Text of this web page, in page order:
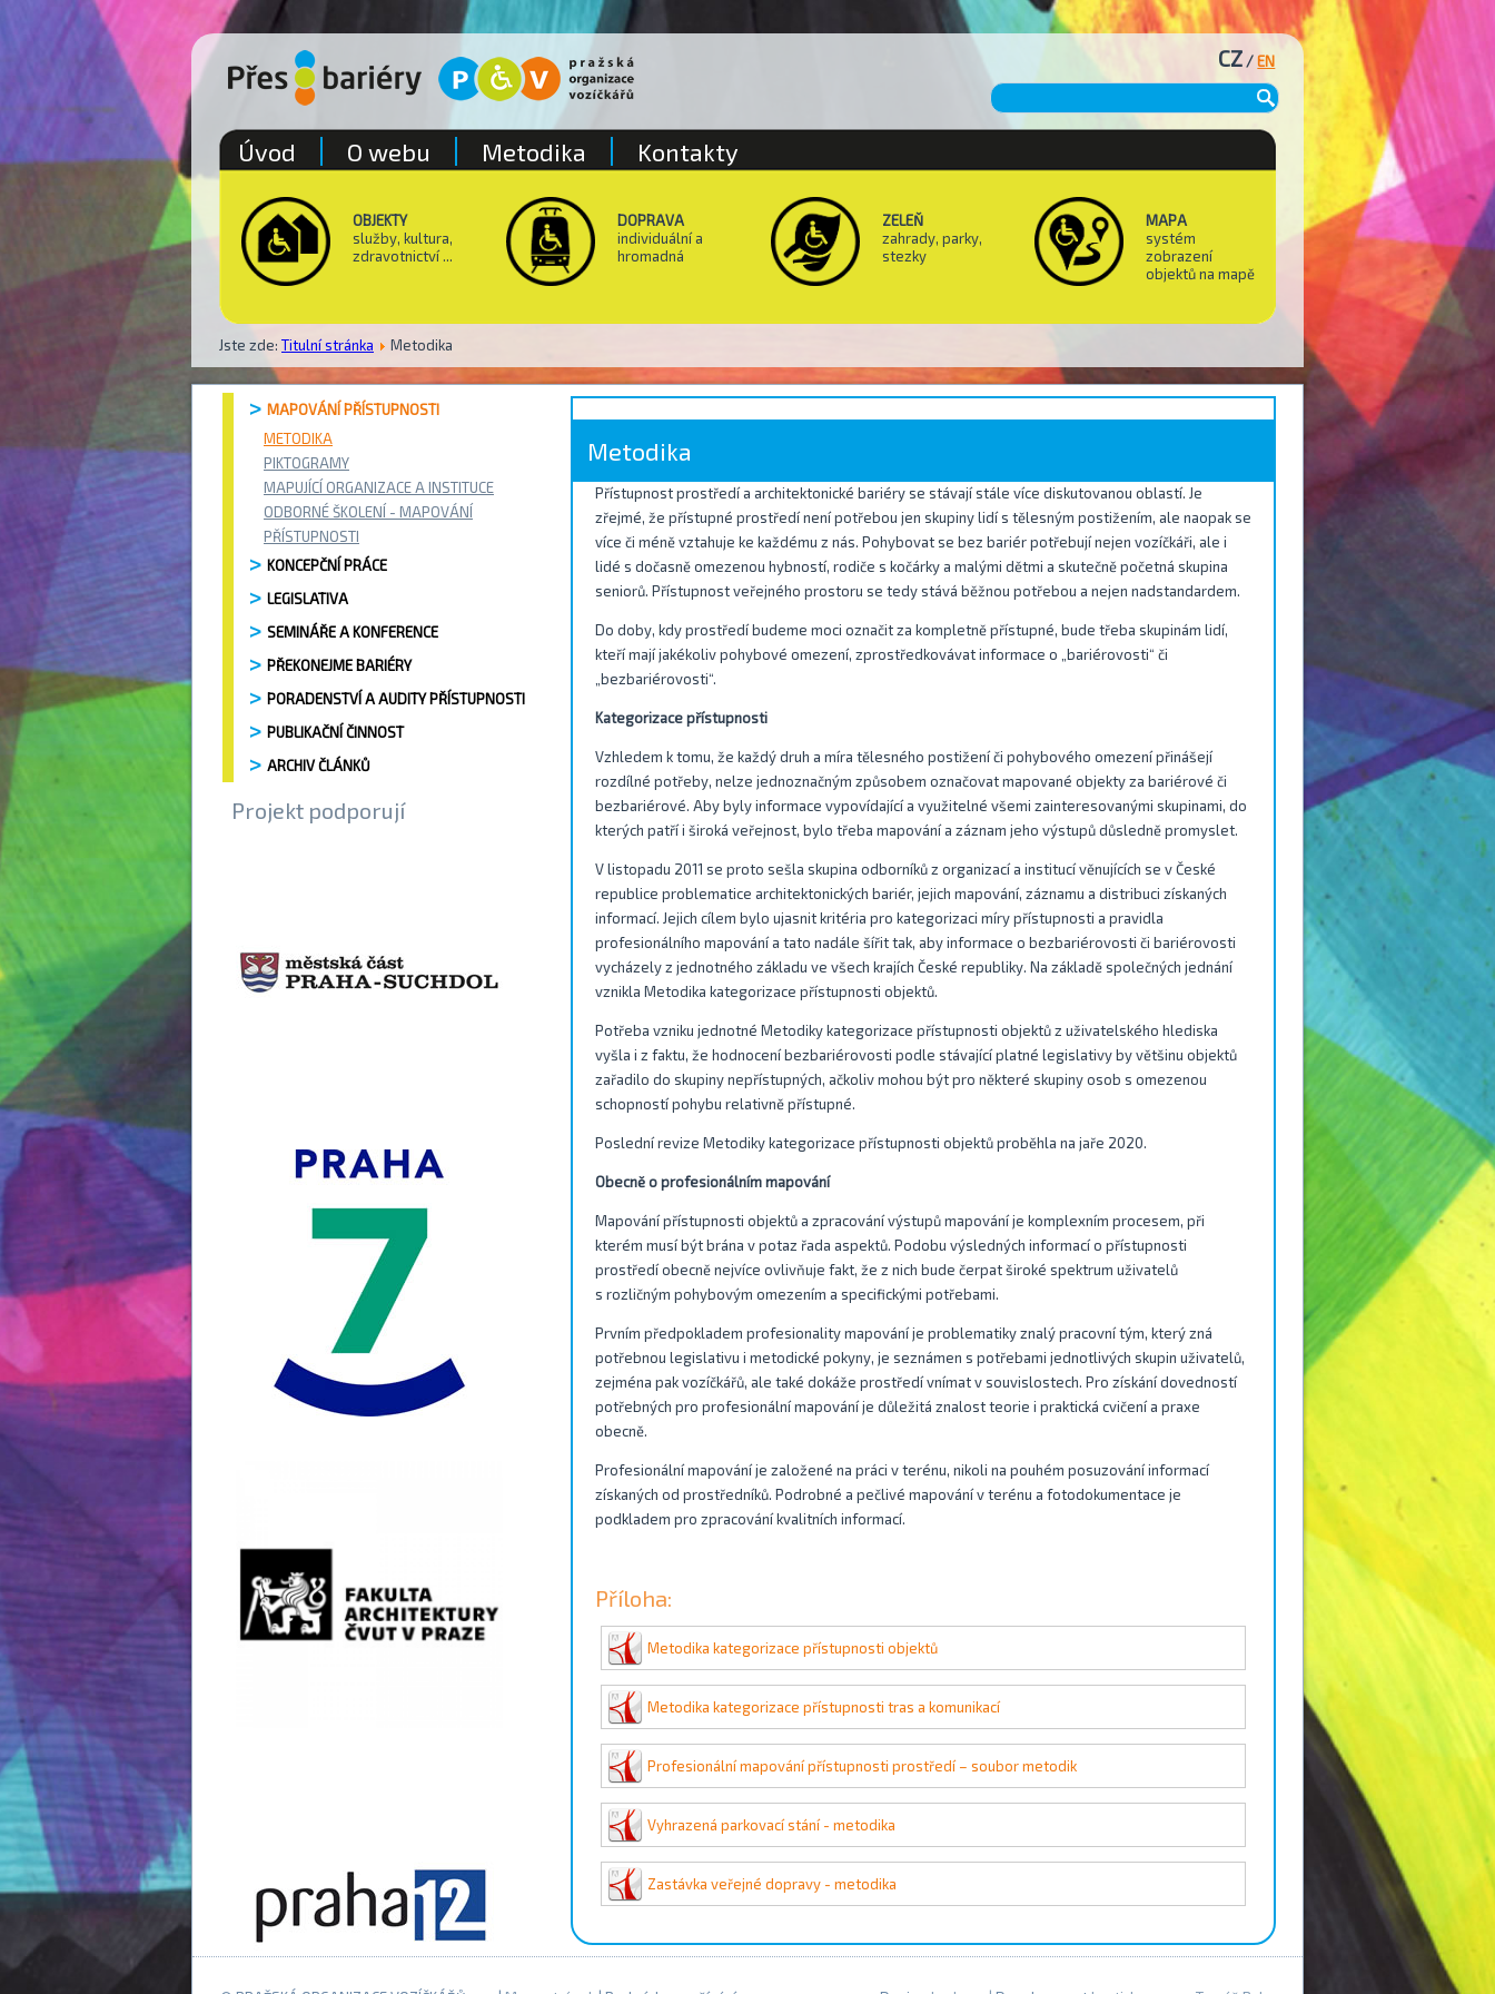
OBJEKTY
služby, kultura,
zdravotnictví ...
DOPRAVA
individuální a
hromadná
ZELEŇ
zahrady, parky,
stezky
MAPA
systém
zobrazení
objektů na mapě
CZ /EN
Jste zde: Titulní stránka Metodika
Úvod O webu Metodika Kontakty
MAPOVÁNÍ PŘÍSTUPNOSTI
METODIKA
PIKTOGRAMY
MAPUJÍCÍ ORGANIZACE A INSTITUCE
ODBORNÉ ŠKOLENÍ - MAPOVÁNÍ
PŘÍSTUPNOSTI
KONCEPČNÍ PRÁCE
LEGISLATIVA
SEMINÁŘE A KONFERENCE
PŘEKONEJME BARIÉRY
PORADENSTVÍ A AUDITY PŘÍSTUPNOSTI
PUBLIKAČNÍ ČINNOST
ARCHIV ČLÁNKŮ
Projekt podporují
Metodika
Přístupnost prostředí a architektonické bariéry se stávají stále více diskutovanou oblastí. Je
zřejmé, že přístupné prostředí není potřebou jen skupiny lidí s tělesným postižením, ale naopak se
více či méně vztahuje ke každému z nás. Pohybovat se bez bariér potřebují nejen vozíčkáři, ale i
lidé s dočasně omezenou hybností, rodiče s kočárky a malými dětmi a skutečně početná skupina
seniorů. Přístupnost veřejného prostoru se tedy stává běžnou potřebou a nejen nadstandardem.
Do doby, kdy prostředí budeme moci označit za kompletně přístupné, bude třeba skupinám lidí,
kteří mají jakékoliv pohybové omezení, zprostředkovávat informace o „bariérovosti“ či
„bezbariérovosti“.
Kategorizace přístupnosti
Vzhledem k tomu, že každý druh a míra tělesného postižení či pohybového omezení přinášejí
rozdílné potřeby, nelze jednoznačným způsobem označovat mapované objekty za bariérové či
bezbariérové. Aby byly informace vypovídající a využitelné všemi zainteresovanými skupinami, do
kterých patří i široká veřejnost, bylo třeba mapování a záznam jeho výstupů důsledně promyslet.
V listopadu 2011 se proto sešla skupina odborníků z organizací a institucí věnujících se v České
republice problematice architektonických bariér, jejich mapování, záznamu a distribuci získaných
informací. Jejich cílem bylo ujasnit kritéria pro kategorizaci míry přístupnosti a pravidla
profesionálního mapování a tato nadále šířit tak, aby informace o bezbariérovosti či bariérovosti
vycházely z jednotného základu ve všech krajích České republiky. Na základě společných jednání
vznikla Metodika kategorizace přístupnosti objektů.
Potřeba vzniku jednotné Metodiky kategorizace přístupnosti objektů z uživatelského hlediska
vyšla i z faktu, že hodnocení bezbariérovosti podle stávající platné legislativy by většinu objektů
zařadilo do skupiny nepřístupných, ačkoliv mohou být pro některé skupiny osob s omezenou
schopností pohybu relativně přístupné.
Poslední revize Metodiky kategorizace přístupnosti objektů proběhla na jaře 2020.
Obecně o profesionálním mapování
Mapování přístupnosti objektů a zpracování výstupů mapování je komplexním procesem, při
kterém musí být brána v potaz řada aspektů. Podobu výsledných informací o přístupnosti
prostředí obecně nejvíce ovlivňuje fakt, že z nich bude čerpat široké spektrum uživatelů
s rozličným pohybovým omezením a specifickými potřebami.
Prvním předpokladem profesionality mapování je problematiky znalý pracovní tým, který zná
potřebnou legislativu i metodické pokyny, je seznámen s potřebami jednotlivých skupin uživatelů,
zejména pak vozíčkářů, ale také dokáže prostředí vnímat v souvislostech. Pro získání dovedností
potřebných pro profesionální mapování je důležitá znalost teorie i praktická cvičení a praxe
obecně.
Profesionální mapování je založené na práci v terénu, nikoli na pouhém posuzování informací
získaných od prostředníků. Podrobné a pečlivé mapování v terénu a fotodokumentace je
podkladem pro zpracování kvalitních informací.
Příloha:
Metodika kategorizace přístupnosti objektů
Metodika kategorizace přístupnosti tras a komunikací
Profesionální mapování přístupnosti prostředí – soubor metodik
Vyhrazená parkovací stání - metodika
Zastávka veřejné dopravy - metodika